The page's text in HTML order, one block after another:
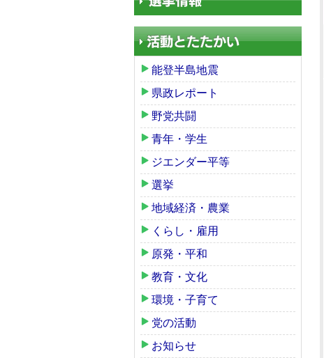
能登半島地震
県政レポート
野党共闘
青年・学生
ジエンダー平等
選挙
地域経済・農業
くらし・雇用
原発・平和
教育・文化
環境・子育て
党の活動
お知らせ